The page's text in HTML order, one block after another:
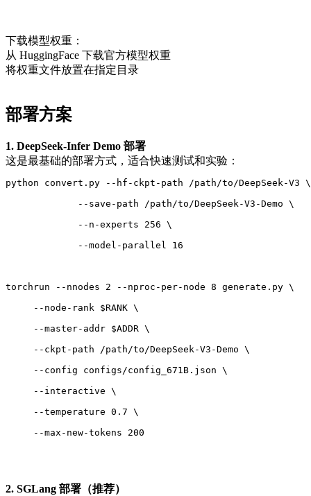
下载模型权重：
从 HuggingFace 下载官方模型权重
将权重文件放置在指定目录
部署方案
1. DeepSeek-Infer Demo 部署
这是最基础的部署方式，适合快速测试和实验：
python convert.py --hf-ckpt-path /path/to/DeepSeek-V3 \
--save-path /path/to/DeepSeek-V3-Demo \
--n-experts 256 \
--model-parallel 16
torchrun --nnodes 2 --nproc-per-node 8 generate.py \
--node-rank $RANK \
--master-addr $ADDR \
--ckpt-path /path/to/DeepSeek-V3-Demo \
--config configs/config_671B.json \
--interactive \
--temperature 0.7 \
--max-new-tokens 200
2. SGLang 部署（推荐）